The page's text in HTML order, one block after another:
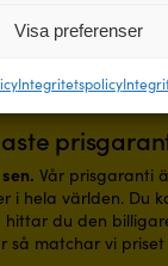
Visa preferenser
Integritetspolicy
Vår prisgaranti
i hela världen. Du
du den
så matchar vi